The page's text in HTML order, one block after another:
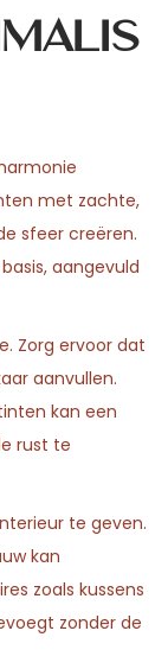
met zachte,
sfeer creëren.
aangevuld
Zorg ervoor dat
aanvullen.
kan een
rust te
te geven.
kan
zoals kussens
zonder de